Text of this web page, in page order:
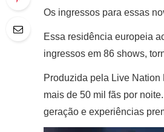
Os ingressos para essas
Essa residência europeia
ingressos em 86 shows,
Produzida pela Live
mais de 50 mil fãs por
geração e experiências